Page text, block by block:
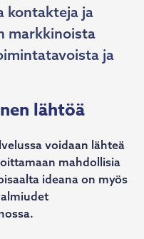
kontakteja ja
markkinoista
ja
lähtöä
voidaan lähteä
mahdollisia
ideana on myös